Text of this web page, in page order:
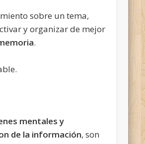
sobre un tema,
y organizar de mejor
.
mentales y
de la información, son